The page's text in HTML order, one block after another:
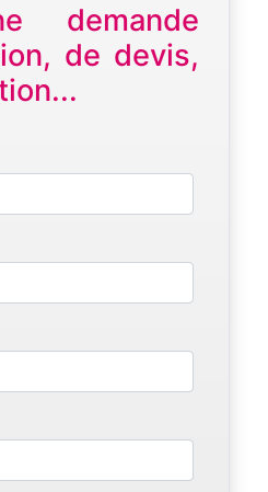
demande
de devis,